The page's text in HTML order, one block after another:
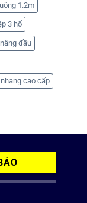
1.2m
3 hố
đầu
cao cấp